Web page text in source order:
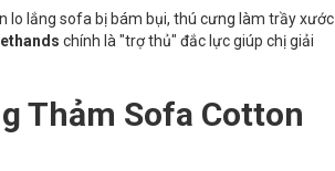
lo lắng sofa bị bám bụi, thú cưng làm trầy xước
chính là "trợ thủ" đắc lực giúp chị giải
Thảm Sofa Cotton